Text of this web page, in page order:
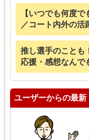
【いつでも何度
／コート内外の活
推し選手のことも
応援・感想なんで
ユーザーからの最新